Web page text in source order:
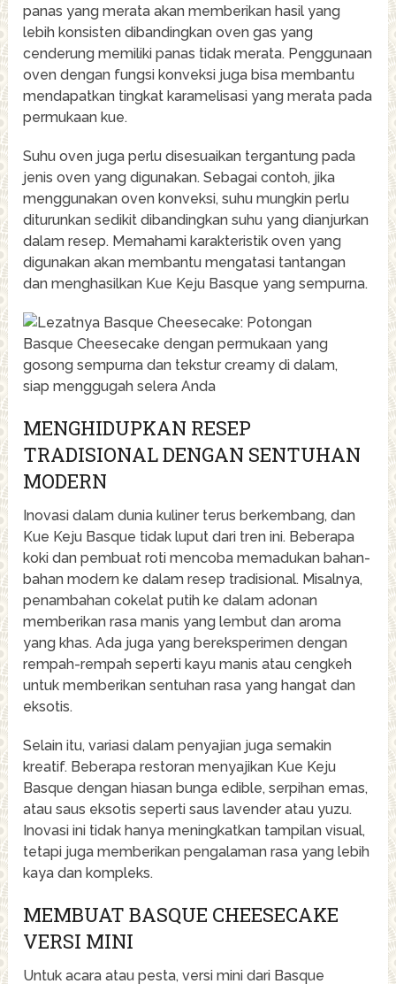
panas yang merata akan memberikan hasil yang
lebih konsisten dibandingkan oven gas yang
cenderung memiliki panas tidak merata. Penggunaan
oven dengan fungsi konveksi juga bisa membantu
mendapatkan tingkat karamelisasi yang merata pada
permukaan kue.
Suhu oven juga perlu disesuaikan tergantung pada
jenis oven yang digunakan. Sebagai contoh, jika
menggunakan oven konveksi, suhu mungkin perlu
diturunkan sedikit dibandingkan suhu yang dianjurkan
dalam resep. Memahami karakteristik oven yang
digunakan akan membantu mengatasi tantangan
dan menghasilkan Kue Keju Basque yang sempurna.
MENGHIDUPKAN RESEP
TRADISIONAL DENGAN SENTUHAN
MODERN
Inovasi dalam dunia kuliner terus berkembang, dan
Kue Keju Basque tidak luput dari tren ini. Beberapa
koki dan pembuat roti mencoba memadukan bahan-
bahan modern ke dalam resep tradisional. Misalnya,
penambahan cokelat putih ke dalam adonan
memberikan rasa manis yang lembut dan aroma
yang khas. Ada juga yang bereksperimen dengan
rempah-rempah seperti kayu manis atau cengkeh
untuk memberikan sentuhan rasa yang hangat dan
eksotis.
Selain itu, variasi dalam penyajian juga semakin
kreatif. Beberapa restoran menyajikan Kue Keju
Basque dengan hiasan bunga edible, serpihan emas,
atau saus eksotis seperti saus lavender atau yuzu.
Inovasi ini tidak hanya meningkatkan tampilan visual,
tetapi juga memberikan pengalaman rasa yang lebih
kaya dan kompleks.
MEMBUAT BASQUE CHEESECAKE
VERSI MINI
Untuk acara atau pesta, versi mini dari Basque